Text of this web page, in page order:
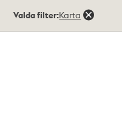
träffar
Valda filter:Karta